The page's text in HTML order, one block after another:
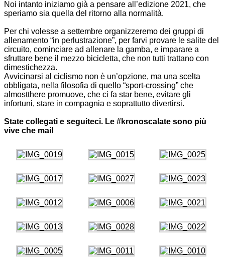
Noi intanto iniziamo già a pensare all’edizione 2021, che
speriamo sia quella del ritorno alla normalità.
Per chi volesse a settembre organizzeremo dei gruppi di
allenamento “in perlustrazione”, per farvi provare le salite del
circuito, cominciare ad allenare la gamba, e imparare a
sfruttare bene il mezzo bicicletta, che non tutti trattano con
dimestichezza.
Avvicinarsi al ciclismo non è un’opzione, ma una scelta
obbligata, nella filosofia di quello “sport-crossing” che
almostthere promuove, che ci fa star bene, evitare gli
infortuni, stare in compagnia e soprattutto divertirsi.
State collegati e seguiteci. Le #kronoscalate sono più
vive che mai!